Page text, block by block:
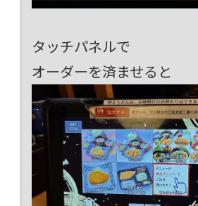
タッチパネルで
オーダーを済ませると